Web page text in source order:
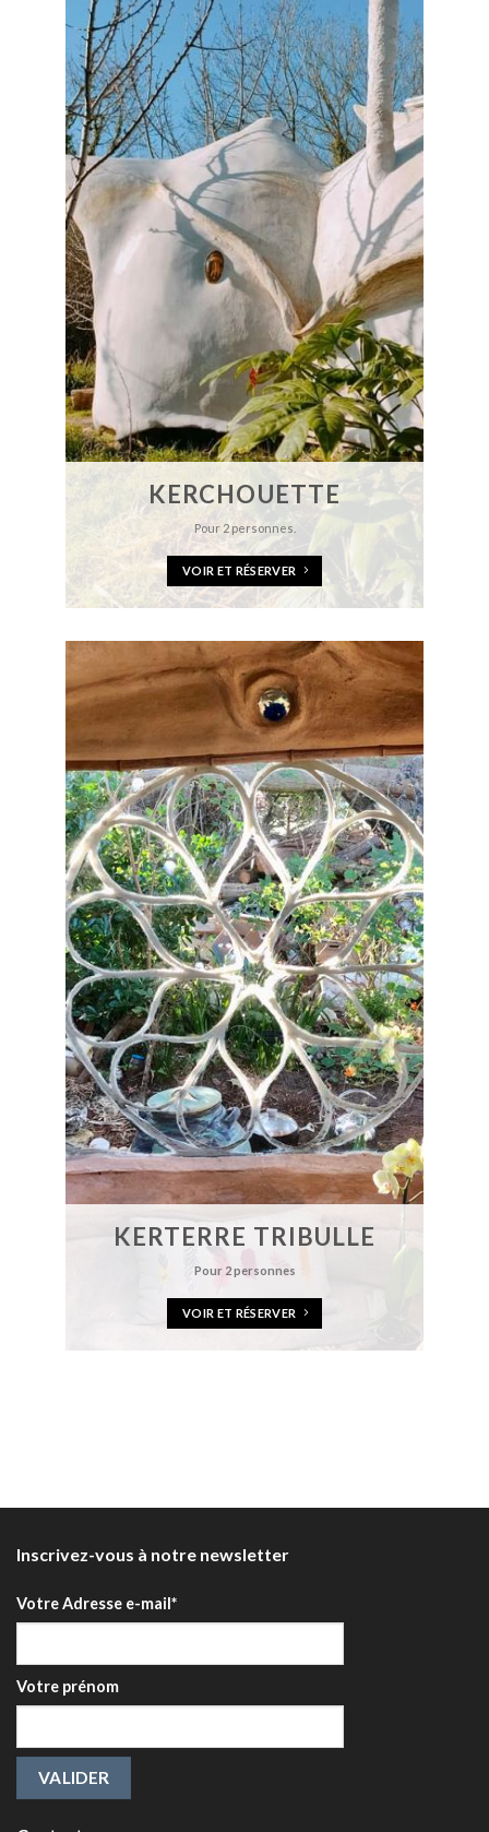
KERCHOUETTE
Pour 2 personnes.
VOIR ET RÉSERVER
KERTERRE TRIBULLE
Pour 2 personnes
VOIR ET RÉSERVER
Inscrivez-vous à notre newsletter
Votre Adresse e-mail*
Votre prénom